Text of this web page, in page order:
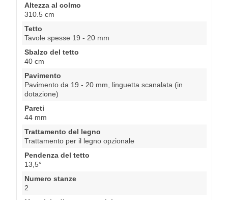
Altezza al colmo
310.5 cm
Tetto
Tavole spesse 19 - 20 mm
Sbalzo del tetto
40 cm
Pavimento
Pavimento da 19 - 20 mm, linguetta scanalata (in
dotazione)
Pareti
44 mm
Trattamento del legno
Trattamento per il legno opzionale
Pendenza del tetto
13,5°
Numero stanze
2